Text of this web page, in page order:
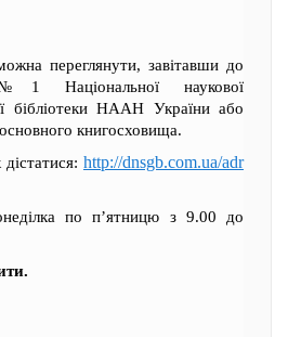
переглянути, завітавши до
Національної наукової
бібліотеки НААН України або
книгосховища.
http://dnsgb.com.ua/adr
по п’ятницю з 9.00 до